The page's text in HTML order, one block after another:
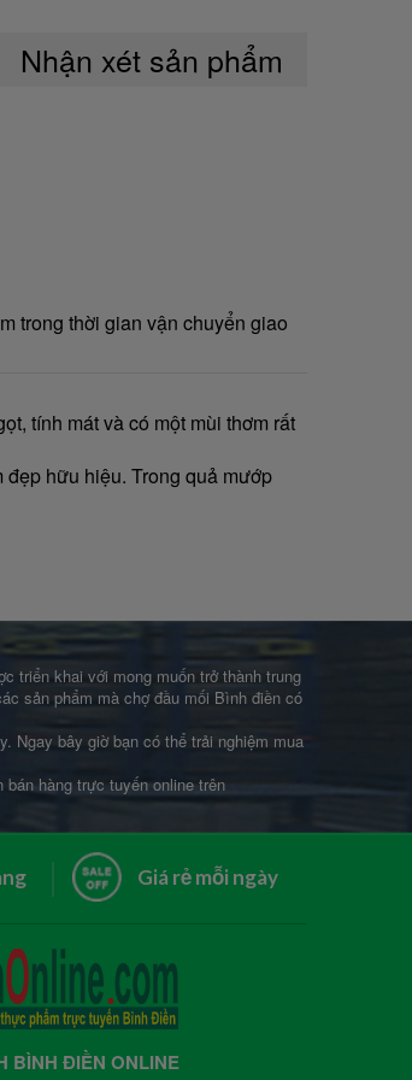
Nhận xét sản phẩm
trong thời gian vận chuyển giao
tính mát và có một mùi thơm rất
hữu hiệu. Trong quả mướp
triển khai với mong muốn trở thành trung
sản phẩm mà chợ đầu mối Bình điền có
Ngay bây giờ bạn có thể trải nghiệm mua
hàng trực tuyến online trên
Giá rẻ mỗi ngày
BÌNH ĐIỀN ONLINE